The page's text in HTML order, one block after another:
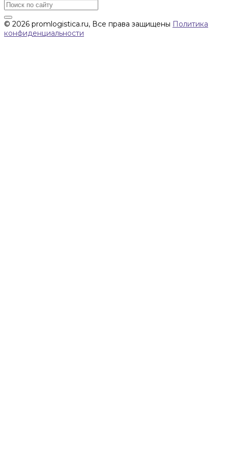
© 2026 promlogistica.ru, Все права защищены Политика
конфиденциальности